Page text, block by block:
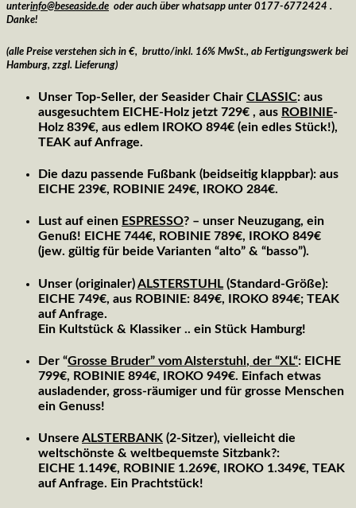
unterinfo@beseaside.de oder auch über whatsapp unter 0177-6772424 .
Danke!
(alle Preise verstehen sich in €, brutto/inkl. 16% MwSt., ab Fertigungswerk bei
Hamburg, zzgl. Lieferung)
Unser Top-Seller, der Seasider Chair CLASSIC: aus
ausgesuchtem EICHE-Holz jetzt 729€ , aus ROBINIE-
Holz 839€, aus edlem IROKO 894€ (ein edles Stück!),
TEAK auf Anfrage.
Die dazu passende Fußbank (beidseitig klappbar): aus
EICHE 239€, ROBINIE 249€, IROKO 284€.
Lust auf einen ESPRESSO? – unser Neuzugang, ein
Genuß! EICHE 744€, ROBINIE 789€, IROKO 849€
(jew. gültig für beide Varianten “alto” & “basso”).
Unser (originaler)ALSTERSTUHL (Standard-Größe):
EICHE 749€, aus ROBINIE: 849€, IROKO 894€; TEAK
auf Anfrage.
Ein Kultstück & Klassiker .. ein Stück Hamburg!
Der “Grosse Bruder” vomAlsterstuhl , der “XL“: EICHE
799€, ROBINIE 894€, IROKO 949€. Einfach etwas
ausladender, gross-räumiger und für grosse Menschen
ein Genuss!
Unsere ALSTERBANK (2-Sitzer), vielleicht die
weltschönste & weltbequemste Sitzbank?:
EICHE 1.149€, ROBINIE 1.269€, IROKO 1.349€, TEAK
auf Anfrage. Ein Prachtstück!